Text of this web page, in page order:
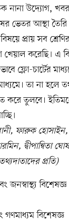
নানা উদ্যোগ,
ভেতর আস্থা
প্রায় সব
করেছি। এ
ফ্লো-চার্টের
তা না হলে
তুলবে।
ফারুক
দ্বীপান্বিতা
প্রতি)
জনস্বাস্থ্য
বিশেষজ্ঞ